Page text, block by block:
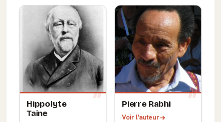
Hippolyte
Taine
Pierre Rabhi
Voir l'auteur